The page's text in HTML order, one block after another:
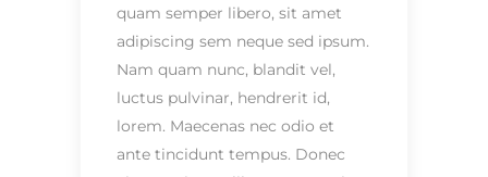
quam semper libero, sit amet
adipiscing sem neque sed ipsum.
Nam quam nunc, blandit vel,
luctus pulvinar, hendrerit id,
lorem. Maecenas nec odio et
ante tincidunt tempus. Donec